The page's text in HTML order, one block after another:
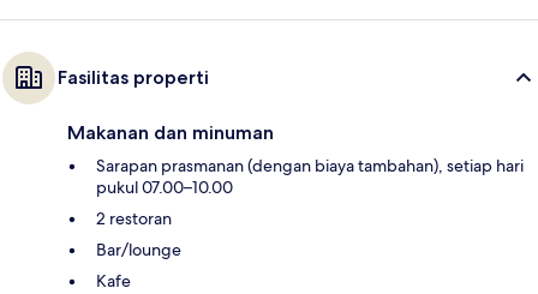
Fasilitas properti
Makanan dan minuman
Sarapan prasmanan (dengan biaya tambahan), setiap hari
pukul 07.00–10.00
2 restoran
Bar/lounge
Kafe